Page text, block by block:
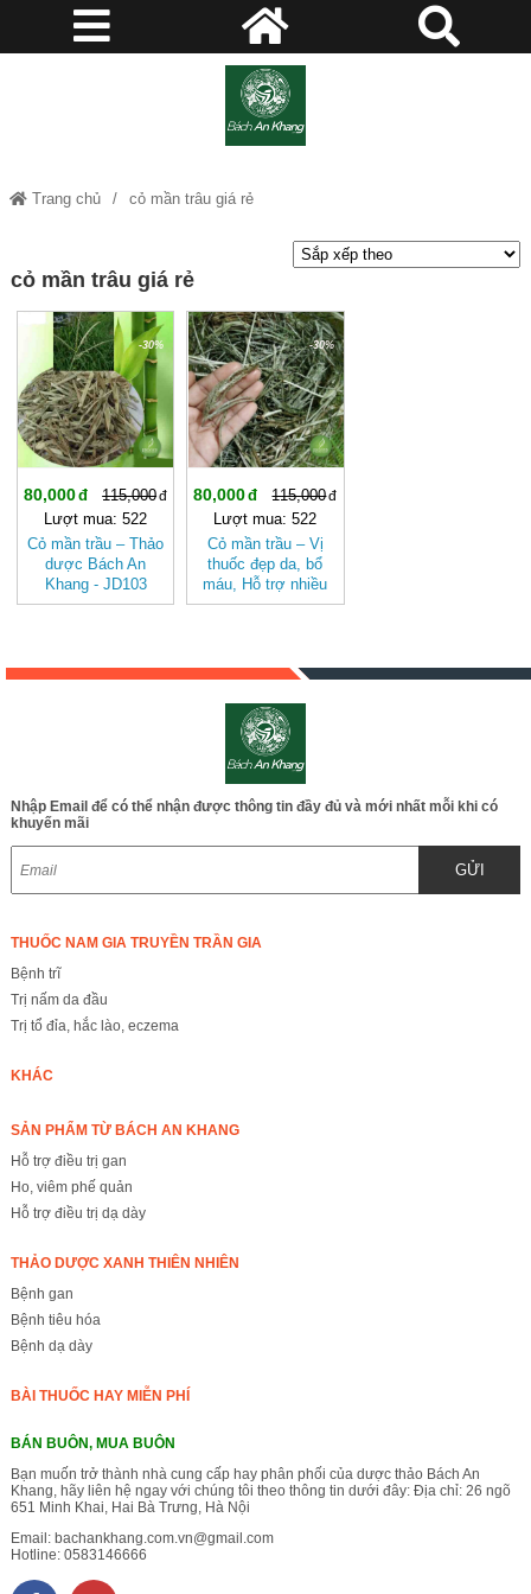
Trang chủ cỏ mần trâu giá rẻ
cỏ mần trâu giá rẻ
-30%
80,000
115,000
Lượt mua: 522
Cỏ mần trầu – Thảo
dược Bách An
Khang - JD103
-30%
80,000
115,000
Lượt mua: 522
Cỏ mần trầu – Vị
thuốc đẹp da, bổ
máu, Hỗ trợ nhiều
bệnh JD103
Nhập Email để có thể nhận được thông tin đầy đủ và mới nhất mỗi khi có
khuyến mãi
GỬI
THUỐC NAM GIA TRUYỀN TRẦN GIA
Bệnh trĩ
Trị nấm da đầu
Trị tổ đỉa, hắc lào, eczema
KHÁC
SẢN PHẨM TỪ BÁCH AN KHANG
Hỗ trợ điều trị gan
Ho, viêm phế quản
Hỗ trợ điều trị dạ dày
THẢO DƯỢC XANH THIÊN NHIÊN
Bệnh gan
Bệnh tiêu hóa
Bệnh dạ dày
BÀI THUỐC HAY MIỄN PHÍ
BÁN BUÔN, MUA BUÔN
Bạn muốn trở thành nhà cung cấp hay phân phối của dược thảo Bách An
Khang, hãy liên hệ ngay với chúng tôi theo thông tin dưới đây: Địa chỉ: 26 ngõ
651 Minh Khai, Hai Bà Trưng, Hà Nội
Email: bachankhang.com.vn@gmail.com
Hotline: 0583146666